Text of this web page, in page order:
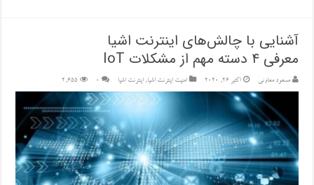
آشنایی با چالش‌های اینترنت اشیا
معرفی ۴ دسته مهم از مشکلات IoT
مسعود معاونی اکتبر 26, 2020 امنیت اینترنت اشیا, اینترنت اشیا ۰ 2,655